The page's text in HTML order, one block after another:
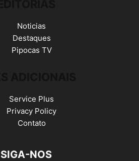
Noticias
Destaques
Pipocas TV
Service Plus
Privacy Policy
Contato
SIGA-NOS